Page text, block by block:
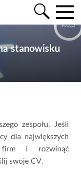
stanowisku
zespołu. Jeśli
dla największych
firm i rozwinąć
swoje CV.